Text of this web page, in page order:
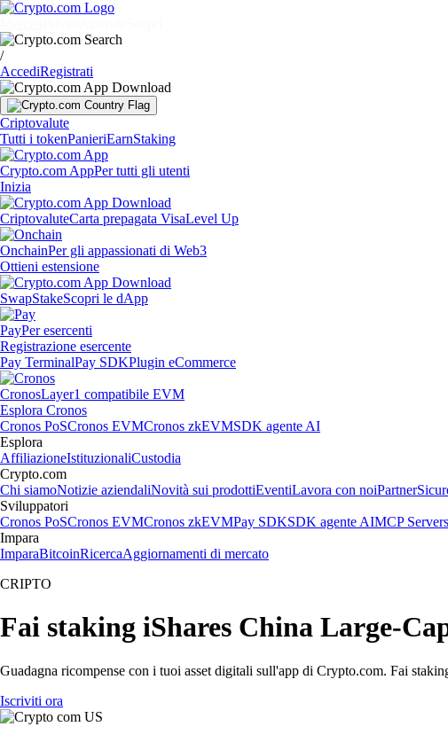
/
AccediRegistrati
Criptovalute
Tutti i tokenPanieriEarnStaking
Crypto.com AppPer tutti gli utenti
Inizia
CriptovaluteCarta prepagata VisaLevel Up
OnchainPer gli appassionati di Web3
Ottieni estensione
SwapStakeScopri le dApp
PayPer esercenti
Registrazione esercente
Pay TerminalPay SDKPlugin eCommerce
CronosLayer1 compatibile EVM
Esplora Cronos
Cronos PoSCronos EVMCronos zkEVMSDK agente AI
Esplora
AffiliazioneIstituzionaliCustodia
Crypto.com
Chi siamoNotizie aziendaliNovità sui prodottiEventiLavora con noiPartner
Sviluppatori
Cronos PoSCronos EVMCronos zkEVMPay SDKSDK agente AIMCP Servers
Impara
ImparaBitcoinRicercaAggiornamenti di mercato
CRIPTO
Fai staking iShares China Large-
Guadagna ricompense con i tuoi asset digitali sull'app di Crypto.com. Fai
Iscriviti ora